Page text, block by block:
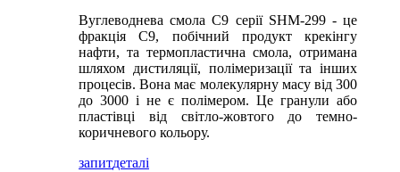
Вуглеводнева смола C9 серії SHM-299 - це
фракція C9, побічний продукт крекінгу
нафти, та термопластична смола, отримана
шляхом дистиляції, полімеризації та інших
процесів. Вона має молекулярну масу від 300
до 3000 і не є полімером. Це гранули або
пластівці від світло-жовтого до темно-
коричневого кольору.
запитдеталі